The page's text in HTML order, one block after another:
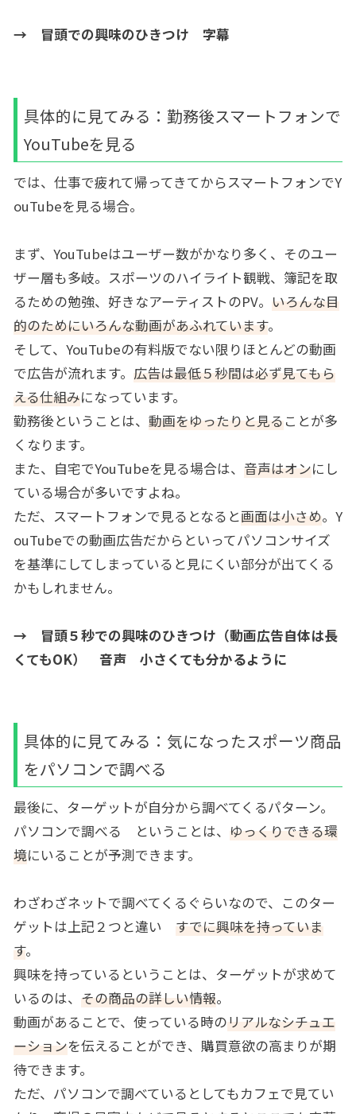
→ 冒頭での興味のひきつけ 字幕
具体的に見てみる：勤務後スマートフォンで
YouTubeを見る
では、仕事で疲れて帰ってきてからスマートフォンでY
ouTubeを見る場合。
まず、YouTubeはユーザー数がかなり多く、そのユー
ザー層も多岐。スポーツのハイライト観戦、簿記を取
るための勉強、好きなアーティストのPV。 いろんな目
的のためにいろんな動画があふれています。
そして、YouTubeの有料版でない限りほとんどの動画
で広告が流れます。 広告は最低５秒間は必ず見てもら
える仕組みになっています。
勤務後ということは、 動画をゆったりと見ることが多
くなります。
また、自宅でYouTubeを見る場合は、 音声はオンにし
ている場合が多いですよね。
ただ、スマートフォンで見るとなると画面は小さめ。Y
ouTubeでの動画広告だからといってパソコンサイズ
を基準にしてしまっていると見にくい部分が出てくる
かもしれません。
→ 冒頭５秒での興味のひきつけ（動画広告自体は長
くてもOK） 音声 小さくても分かるように
具体的に見てみる：気になったスポーツ商品
をパソコンで調べる
最後に、ターゲットが自分から調べてくるパターン。
パソコンで調べる ということは、 ゆっくりできる環
境にいることが予測できます。
わざわざネットで調べてくるぐらいなので、このター
ゲットは上記２つと違い すでに興味を持っていま
す。
興味を持っているということは、ターゲットが求めて
いるのは、 その商品の詳しい情報。
動画があることで、使っている時のリアルなシチュエ
ーションを伝えることができ、購買意欲の高まりが期
待できます。
ただ、パソコンで調べているとしてもカフェで見てい